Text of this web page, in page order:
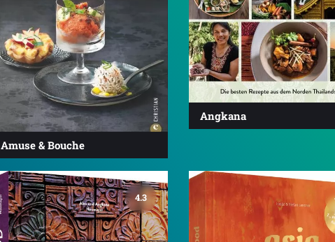
Amuse & Bouche
Angkana
4.3